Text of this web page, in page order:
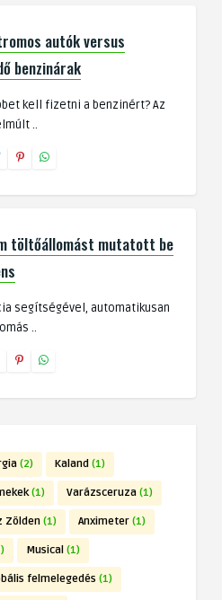
autók versus
benzinárak
kell fizetni a benzinért? Az
..
töltőállomást mutatott be
segítségével, automatikusan
..
(2) Kaland (1)
(1) Varázsceruza (1)
Zölden (1) Anximeter (1)
Musical (1)
felmelegedés (1)